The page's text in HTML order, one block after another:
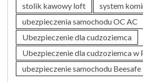
stolik kawowy loft
system
ubezpieczenia samochodu OC AC
Ubezpieczenie dla cudzoziemca
Ubezpieczenie dla cudzoziemca w
ubezpieczenie samochodu Beesafe